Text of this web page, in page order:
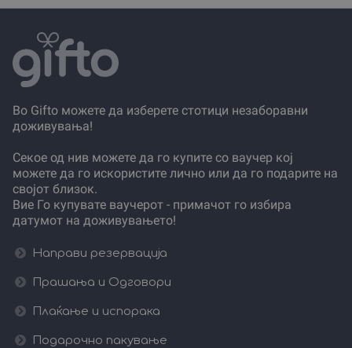
Во Gifto можете да изберете стотици незаборавни
доживувања!
Секое од нив можете да го купите со ваучер кој
можете да го искористите лично или да го подарите на
својот близок.
Вие Го купувате ваучерот - примачот го избира
датумот на доживувањето!
Направи резервација
Прашања и Одговори
Плаќање и испорака
Подарочно пакување